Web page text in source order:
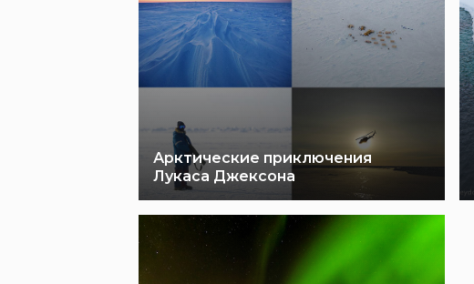
Арктические приключения
Лукаса Джексона